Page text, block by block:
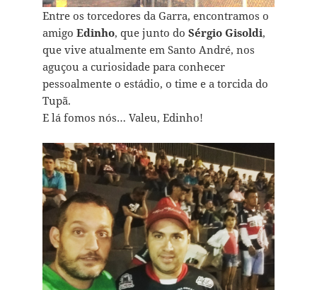
Entre os torcedores da Garra, encontramos o
amigo Edinho, que junto do Sérgio Gisoldi,
que vive atualmente em Santo André, nos
aguçou a curiosidade para conhecer
pessoalmente o estádio, o time e a torcida do
Tupã.
E lá fomos nós… Valeu, Edinho!